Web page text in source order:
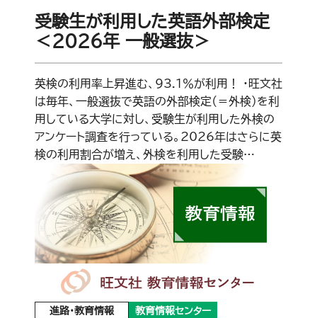
受験生が利用した英語外部検定
＜2026年 一般選抜＞
英検の利用率上昇進む、93.1％が利用！ ・旺文社
は毎年、一般選抜で英語の外部検定（＝外検）を利
用している大学に対し、受験生が利用した外検の
アンケート調査を行っている。2026年はさらに英
検の利用割合が増え、外検を利用した受験…
進路・教育情報 教育情報センター